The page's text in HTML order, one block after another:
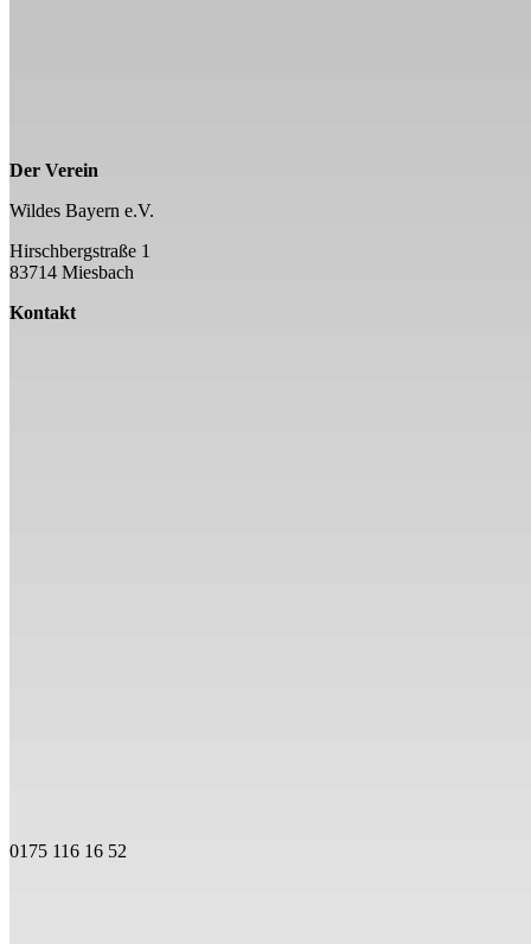
Der Verein
Wildes Bayern e.V.
Hirschbergstraße 1
83714 Miesbach
Kontakt
0175 116 16 52